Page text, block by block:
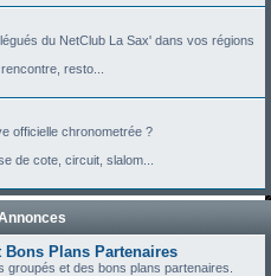
du NetClub La Sax' dans vos régions
resto...
officielle chronometrée ?
de cote, circuit, slalom...
Bons Plans Partenaires
groupés et des bons plans partenaires.